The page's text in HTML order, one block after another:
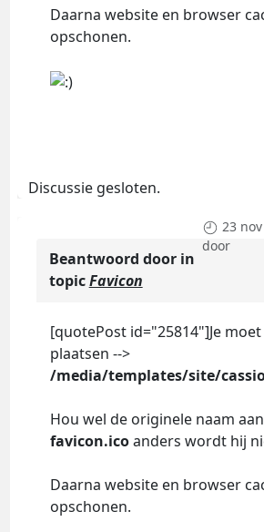
Daarna website en browser
opschonen.
Discussie gesloten.
23
door
Beantwoord door in
topicFavicon
[quotePost id="25814"]Je
plaatsen -->
/media/templates/site/
Hou wel de originele naam
favicon.icoanders wordt hij
Daarna website en browser
opschonen.